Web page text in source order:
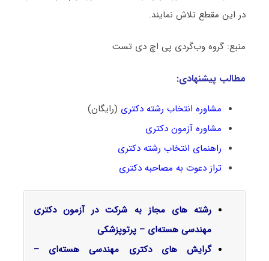
در این مقطع تلاش نمایند.
منبع: گروه وب‌گردی پی اچ دی تست
مطالب پیشنهادی:
مشاوره انتخاب رشته دکتری (رایگان)
مشاوره آزمون دکتری
راهنمای انتخاب رشته دکتری
تراز دعوت به مصاحبه دکتری
رشته های مجاز به شرکت در آزمون دکتری
مهندسی هسته‌ای – پرتوپزشکی
گرایش‌ های دکتری مهندسی هسته‌ای –